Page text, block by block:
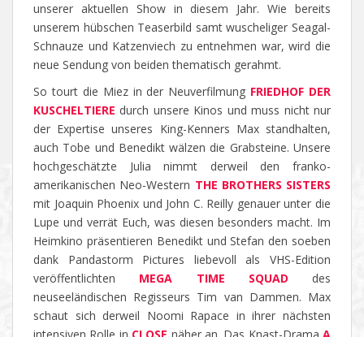
unserer aktuellen Show in diesem Jahr. Wie bereits
unserem hübschen Teaserbild samt wuscheliger Seagal-
Schnauze und Katzenviech zu entnehmen war, wird die
neue Sendung von beiden thematisch gerahmt.
So tourt die Miez in der Neuverfilmung FRIEDHOF DER
KUSCHELTIERE durch unsere Kinos und muss nicht nur
der Expertise unseres King-Kenners Max standhalten,
auch Tobe und Benedikt wälzen die Grabsteine. Unsere
hochgeschätzte Julia nimmt derweil den franko-
amerikanischen Neo-Western THE BROTHERS SISTERS
mit Joaquin Phoenix und John C. Reilly genauer unter die
Lupe und verrät Euch, was diesen besonders macht. Im
Heimkino präsentieren Benedikt und Stefan den soeben
dank Pandastorm Pictures liebevoll als VHS-Edition
veröffentlichten MEGA TIME SQUAD des
neuseeländischen Regisseurs Tim van Dammen. Max
schaut sich derweil Noomi Rapace in ihrer nächsten